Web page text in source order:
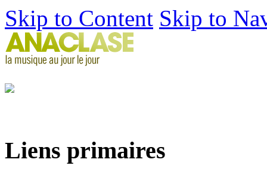
Skip to Content Skip to
Liens primaires